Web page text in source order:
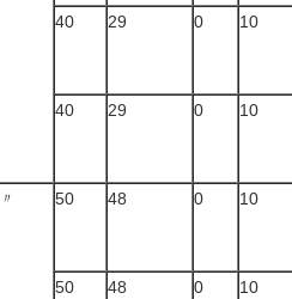
40 29 0 10
40
29 0 10
〃 50 48 0 10
50 48 0 10